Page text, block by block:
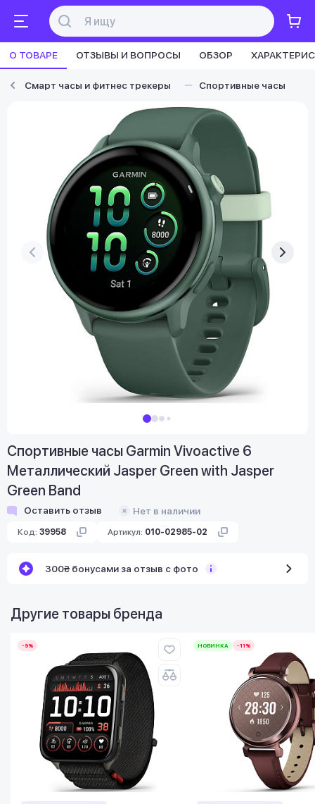
О ТОВАРЕ ОТЗЫВЫ И ВОПРОСЫ ОБЗОР
Смарт часы и фитнес трекеры Спортивные часы
Спортивные часы Garmin Vivoactive 6
Металлический Jasper Green with Jasper
Green Band
Оставить отзыв Нет в наличии
Код: 39958 Артикул: 010-02985-02
300₴ бонусами за отзыв с фото
Другие товары бренда
-9% НОВИНКА -11%